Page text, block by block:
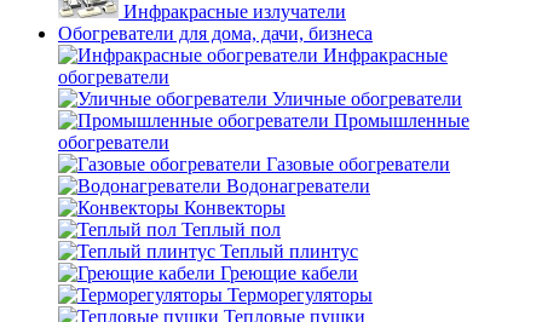
Инфракрасные излучатели
Обогреватели для дома, дачи, бизнеса
Инфракрасные
обогреватели
Уличные обогреватели
Промышленные
обогреватели
Газовые обогреватели
Водонагреватели
Конвекторы
Теплый пол
Теплый плинтус
Греющие кабели
Терморегуляторы
Тепловые пушки